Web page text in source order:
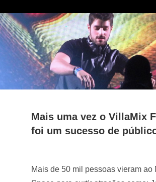
Mais uma vez o VillaMix
foi um sucesso de
Mais de 50 mil pessoas vieram ao